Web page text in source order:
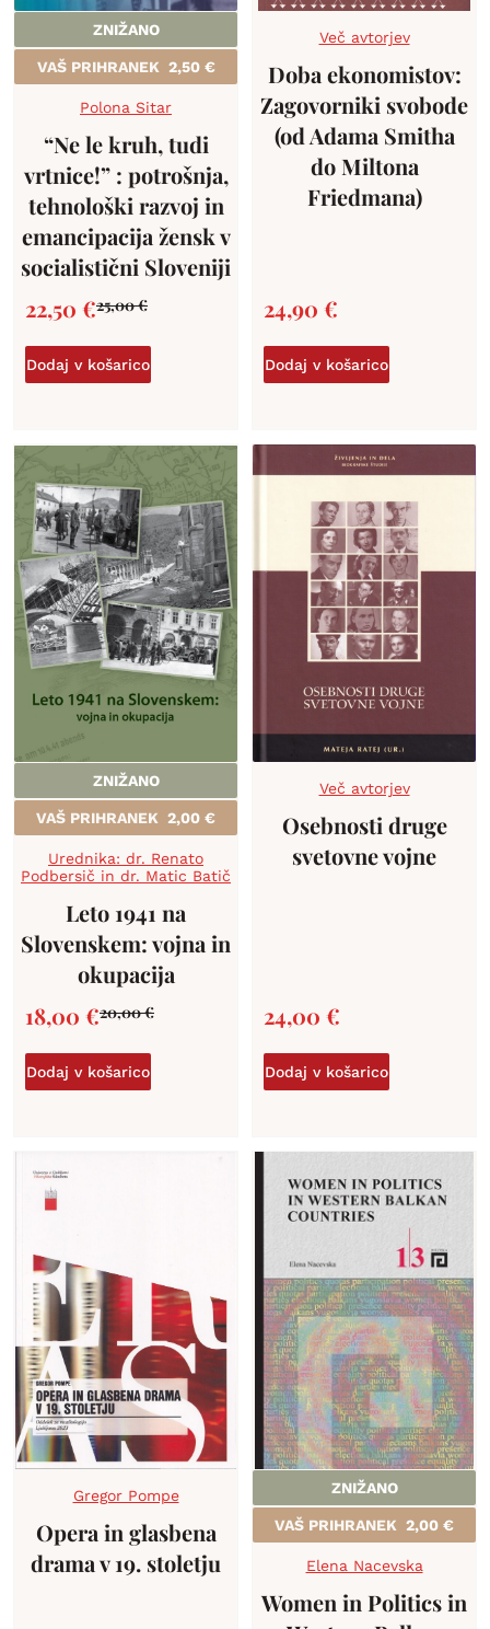
ZNIŽANO
VAŠ PRIHRANEK 2,50 €
Polona Sitar
“Ne le kruh, tudi
vrtnice!” : potrošnja,
tehnološki razvoj in
emancipacija žensk v
socialistični Sloveniji
25,00€
22,50 €
Dodaj v košarico
Več avtorjev
Doba ekonomistov:
Zagovorniki svobode
(od Adama Smitha
do Miltona
Friedmana)
24,90 €
Dodaj v košarico
ZNIŽANO
VAŠ PRIHRANEK 2,00 €
Urednika: dr. Renato
Podbersič in dr. Matic Batič
Leto 1941 na
Slovenskem: vojna in
okupacija
20,00€
18,00 €
Dodaj v košarico
Več avtorjev
Osebnosti druge
svetovne vojne
24,00 €
Dodaj v košarico
Gregor Pompe
Opera in glasbena
drama v 19. stoletju
ZNIŽANO
VAŠ PRIHRANEK 2,00 €
Elena Nacevska
Women in Politics in